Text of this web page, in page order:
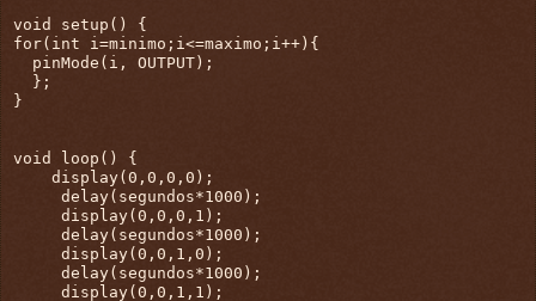
void setup() {
for(int i=minimo;i<=maximo;i++){
  pinMode(i, OUTPUT);
  };
}
void loop() {
    display(0,0,0,0);
     delay(segundos*1000);
     display(0,0,0,1);
     delay(segundos*1000);
     display(0,0,1,0);
     delay(segundos*1000);
     display(0,0,1,1);